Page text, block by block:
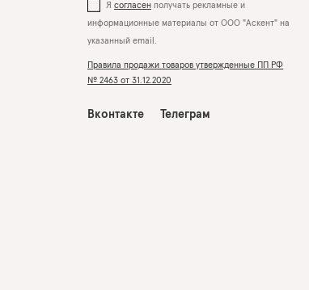
Я согласен получать рекламные и
информационные материалы от ООО "Аскент" на
указанный email.
Правила продажи товаров утвержденные ПП РФ
№ 2463 от 31.12.2020
Вконтакте Телеграм